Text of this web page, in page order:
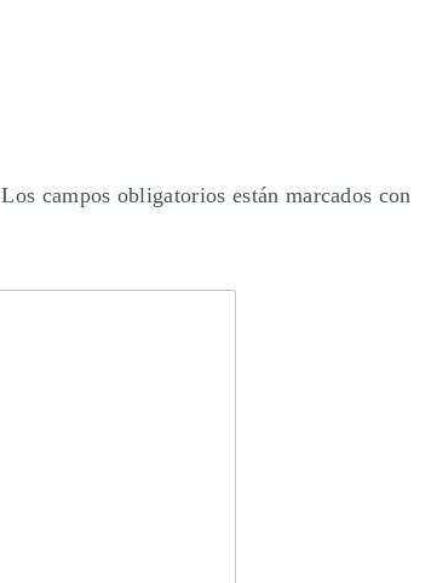
Los campos obligatorios están marcados con